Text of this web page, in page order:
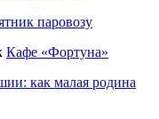
паровозу
Кафе «Фортуна»
как малая родина